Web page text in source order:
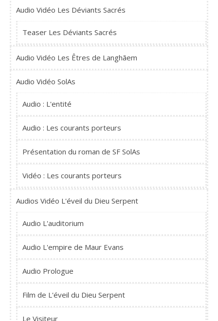
Audio Vidéo Les Déviants Sacrés
Teaser Les Déviants Sacrés
Audio Vidéo Les Êtres de Langhãem
Audio Vidéo SolAs
Audio : L'entité
Audio : Les courants porteurs
Présentation du roman de SF SolAs
Vidéo : Les courants porteurs
Audios Vidéo L'éveil du Dieu Serpent
Audio L'auditorium
Audio L'empire de Maur Evans
Audio Prologue
Film de L'éveil du Dieu Serpent
Le Visiteur